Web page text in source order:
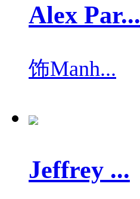
Alex Par...
饰Manh...
Jeffrey ...